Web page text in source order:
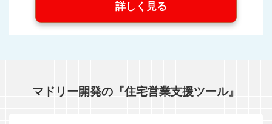
詳しく見る
マドリー開発の『住宅営業支援ツール』